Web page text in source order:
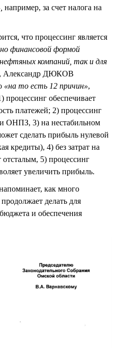
например, за счет налога на
что процессинг является
финансовой формой
компаний, так и для
Александр ДЮКОВ
«на то есть 12 причин»,
процессинг обеспечивает
платежей; 2) процессинг
ОНПЗ, 3) на нестабильном
сделать прибыль нулевой
кредиты), 4) без затрат на
5) процессинг
увеличить прибыль.
как много
делать для
и обеспечения